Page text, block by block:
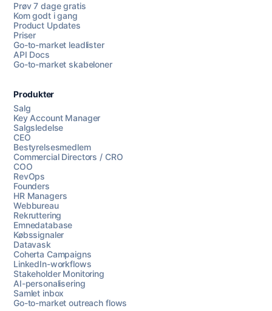
Prøv 7 dage gratis
Kom godt i gang
Product Updates
Priser
Go-to-market leadlister
API Docs
Go-to-market skabeloner
Produkter
Salg
Key Account Manager
Salgsledelse
CEO
Bestyrelsesmedlem
Commercial Directors / CRO
COO
RevOps
Founders
HR Managers
Webbureau
Rekruttering
Emnedatabase
Købssignaler
Datavask
Coherta Campaigns
LinkedIn-workflows
Stakeholder Monitoring
AI-personalisering
Samlet inbox
Go-to-market outreach flows